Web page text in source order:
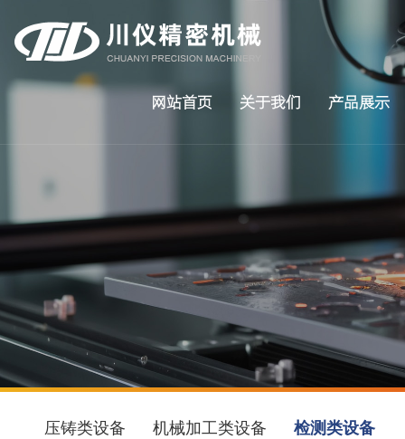
网站首页 关于我们 产品展示
压铸类设备 机械加工类设备 检测类设备